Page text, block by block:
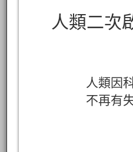
人類二次
人類因
不再有